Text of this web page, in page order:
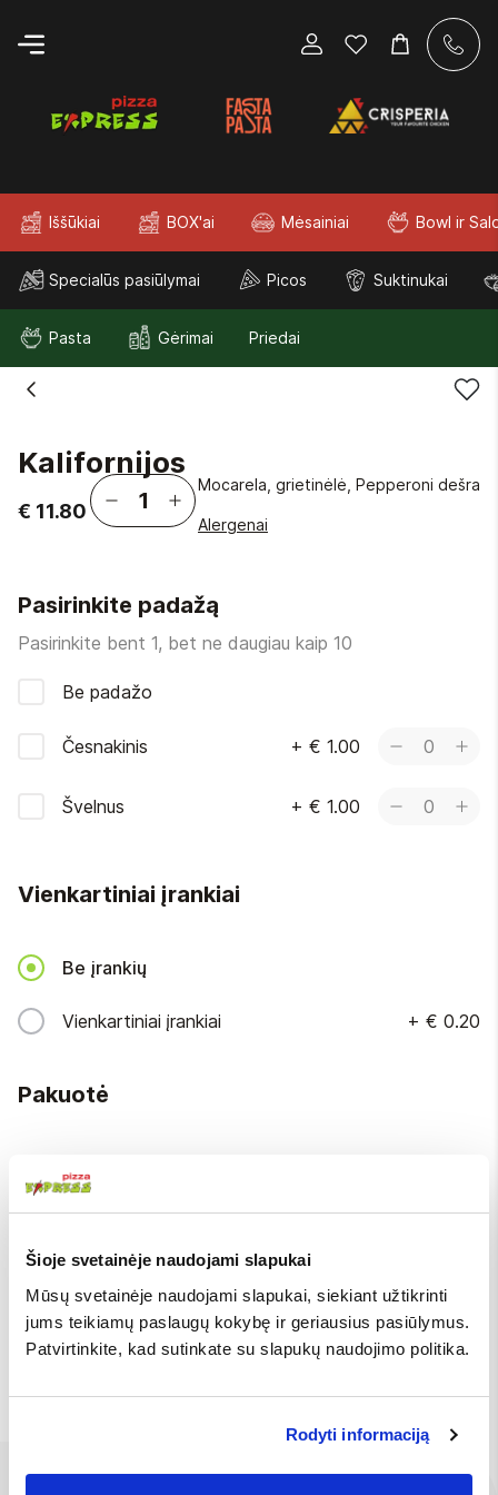
Šioje svetainėje naudojami slapukai
Mūsų svetainėje naudojami slapukai, siekiant užtikrinti
jums teikiamų paslaugų kokybę ir geriausius pasiūlymus.
Patvirtinkite, kad sutinkate su slapukų naudojimo politika.
Rodyti informaciją
Iššūkiai BOX'ai Mėsainiai Bowl ir
Specialūs pasiūlymai Picos Suktinukai
Pasta Gėrimai Priedai
Kalifornijos
€ 11.80
Mocarela, grietinėlė, Pepperoni dešra
Alergenai
Pasirinkite padažą
Pasirinkite bent 1, bet ne daugiau kaip 10
Be padažo
Česnakinis + € 1.00 0
Švelnus + € 1.00 0
Vienkartiniai įrankiai
Be įrankių
Vienkartiniai įrankiai + € 0.20
Pakuotė
Pakuotė
Netepti česnakiniu
aliejumi
Be sūrio